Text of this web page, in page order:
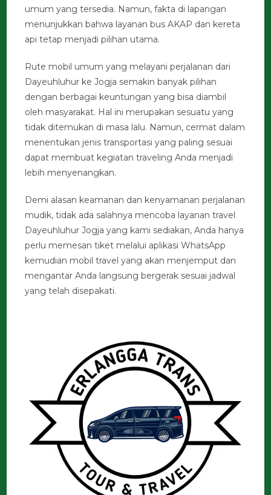
umum yang tersedia. Namun, fakta di lapangan
menunjukkan bahwa layanan bus AKAP dan kereta
api tetap menjadi pilihan utama.
Rute mobil umum yang melayani perjalanan dari
Dayeuhluhur ke Jogja semakin banyak pilihan
dengan berbagai keuntungan yang bisa diambil
oleh masyarakat. Hal ini merupakan sesuatu yang
tidak ditemukan di masa lalu. Namun, cermat dalam
menentukan jenis transportasi yang paling sesuai
dapat membuat kegiatan traveling Anda menjadi
lebih menyenangkan.
Demi alasan keamanan dan kenyamanan perjalanan
mudik, tidak ada salahnya mencoba layanan travel
Dayeuhluhur Jogja yang kami sediakan, Anda hanya
perlu memesan tiket melalui aplikasi WhatsApp
kemudian mobil travel yang akan menjemput dan
mengantar Anda langsung bergerak sesuai jadwal
yang telah disepakati.